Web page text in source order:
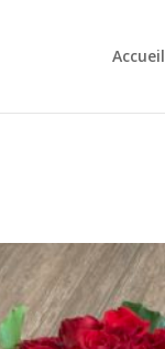
Accueil